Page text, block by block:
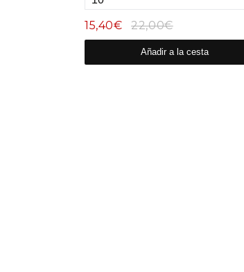
15,40€ 22,00€
Añadir a la cesta